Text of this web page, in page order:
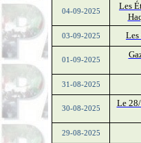
04-09-2025
Les
03-09-2025
01-09-2025
31-08-2025
30-08-2025
Le
29-08-2025